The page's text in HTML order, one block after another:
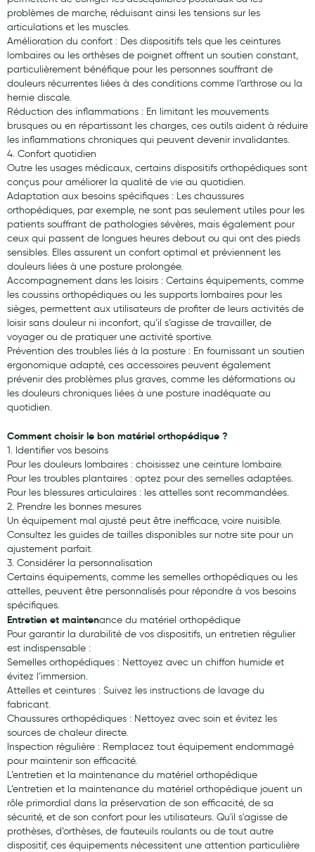
problèmes de marche, réduisant ainsi les tensions sur les
articulations et les muscles.
Amélioration du confort : Des dispositifs tels que les ceintures
lombaires ou les orthèses de poignet offrent un soutien constant,
particulièrement bénéfique pour les personnes souffrant de
douleurs récurrentes liées à des conditions comme l’arthrose ou la
hernie discale.
Réduction des inflammations : En limitant les mouvements
brusques ou en répartissant les charges, ces outils aident à réduire
les inflammations chroniques qui peuvent devenir invalidantes.
4. Confort quotidien
Outre les usages médicaux, certains dispositifs orthopédiques sont
conçus pour améliorer la qualité de vie au quotidien.
Adaptation aux besoins spécifiques : Les chaussures
orthopédiques, par exemple, ne sont pas seulement utiles pour les
patients souffrant de pathologies sévères, mais également pour
ceux qui passent de longues heures debout ou qui ont des pieds
sensibles. Elles assurent un confort optimal et préviennent les
douleurs liées à une posture prolongée.
Accompagnement dans les loisirs : Certains équipements, comme
les coussins orthopédiques ou les supports lombaires pour les
sièges, permettent aux utilisateurs de profiter de leurs activités de
loisir sans douleur ni inconfort, qu’il s’agisse de travailler, de
voyager ou de pratiquer une activité sportive.
Prévention des troubles liés à la posture : En fournissant un soutien
ergonomique adapté, ces accessoires peuvent également
prévenir des problèmes plus graves, comme les déformations ou
les douleurs chroniques liées à une posture inadéquate au
quotidien.
Comment choisir le bon matériel orthopédique ?
1. Identifier vos besoins
Pour les douleurs lombaires : choisissez une ceinture lombaire.
Pour les troubles plantaires : optez pour des semelles adaptées.
Pour les blessures articulaires : les attelles sont recommandées.
2. Prendre les bonnes mesures
Un équipement mal ajusté peut être inefficace, voire nuisible.
Consultez les guides de tailles disponibles sur notre site pour un
ajustement parfait.
3. Considérer la personnalisation
Certains équipements, comme les semelles orthopédiques ou les
attelles, peuvent être personnalisés pour répondre à vos besoins
spécifiques.
Entretien et maintenance du matériel orthopédique
Pour garantir la durabilité de vos dispositifs, un entretien régulier
est indispensable :
Semelles orthopédiques : Nettoyez avec un chiffon humide et
évitez l’immersion.
Attelles et ceintures : Suivez les instructions de lavage du
fabricant.
Chaussures orthopédiques : Nettoyez avec soin et évitez les
sources de chaleur directe.
Inspection régulière : Remplacez tout équipement endommagé
pour maintenir son efficacité.
L’entretien et la maintenance du matériel orthopédique
L’entretien et la maintenance du matériel orthopédique jouent un
rôle primordial dans la préservation de son efficacité, de sa
sécurité, et de son confort pour les utilisateurs. Qu'il s'agisse de
prothèses, d’orthèses, de fauteuils roulants ou de tout autre
dispositif, ces équipements nécessitent une attention particulière